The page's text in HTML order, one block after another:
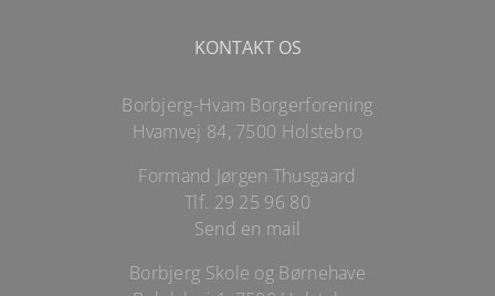
KONTAKT OS
Borbjerg-Hvam Borgerforening
Hvamvej 84, 7500 Holstebro
Formand Jørgen Thusgaard
Tlf. 29 25 96 80
Send en mail
Borbjerg Skole og Børnehave